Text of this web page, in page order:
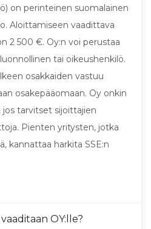
on perinteinen suomalainen
Aloittamiseen vaadittava
2 500 €. Oy:n voi perustaa
tai oikeushenkilö.
osakkaiden vastuu
osakepääomaan. Oy onkin
tarvitset sijoittajien
Pienten yritysten, jotka
kannattaa harkita SSE:n
OY:lle?